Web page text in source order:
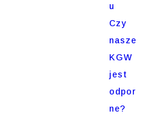
u
Czy
nasze
KGW
jest
odpor
ne?